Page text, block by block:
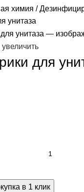
химия
унитаза
для
в 1 клик